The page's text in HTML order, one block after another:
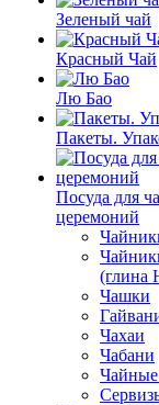
Зеленый чай
Красный Чай
Лю Бао
Пакеты.
Посуда для
церемоний
(глина
Чашки
Чахаи
Чабани
Чайные